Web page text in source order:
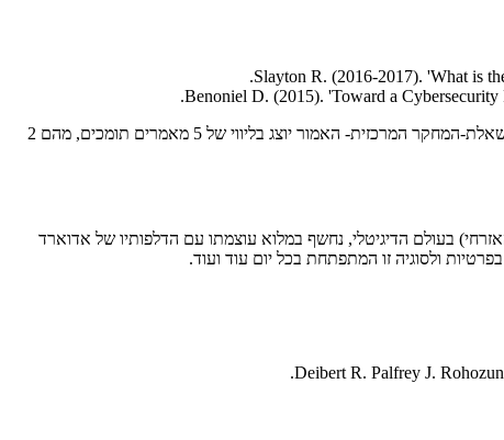
Slayton R. (2016-2017). 'What is
Benoniel D. (2015). 'Toward a
*בין שיעור 4 לשיעור -5 יגיש כל סטודנט/ית לאישור המרצה את הנושא לעבודת-הגמר (הנושא יוגש בכתב במייל ויפרט את מרחב הבעיה למחקר ואת שאלת-המחקר המרכזית- האמור יוצג בליווי של 5 מאמרים תומכים, מהם 2
בעולם הדיגיטלי, נחשף במלוא עוצמתו עם הדלפותיו של אדוארד
ולסוגיה זו המתפתחת בכל יום עוד ועוד.
Deibert R. Palfrey J.